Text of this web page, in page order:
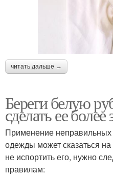
читать дальше →
Береги белую
сделать ее
Применение
одежды может сказаться
не испортить его, нужно
правилам: